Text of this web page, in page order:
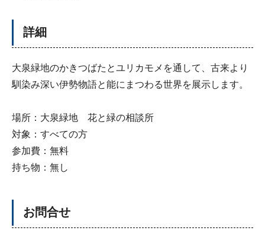
詳細
大泉緑地のかきつばたとユリカモメを通して、古来より
馴染み深い伊勢物語と能にまつわる世界を展示します。
場所：大泉緑地 花と緑の相談所
対象：すべての方
参加費：無料
持ち物：無し
お問合せ